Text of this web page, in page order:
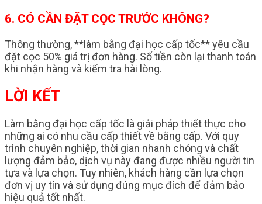
6. CÓ CẦN ĐẶT CỌC TRƯỚC KHÔNG?
Thông thường, **làm bằng đại học cấp tốc** yêu cầu
đặt cọc 50% giá trị đơn hàng. Số tiền còn lại thanh toán
khi nhận hàng và kiểm tra hài lòng.
LỜI KẾT
Làm bằng đại học cấp tốc là giải pháp thiết thực cho
những ai có nhu cầu cấp thiết về bằng cấp. Với quy
trình chuyên nghiệp, thời gian nhanh chóng và chất
lượng đảm bảo, dịch vụ này đang được nhiều người tin
tựa và lựa chọn. Tuy nhiên, khách hàng cần lựa chọn
đơn vị uy tín và sử dụng đúng mục đích để đảm bảo
hiệu quả tốt nhất.